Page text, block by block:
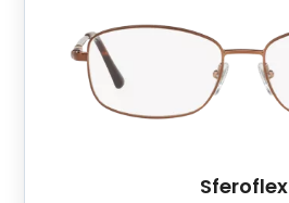
Sferoflex